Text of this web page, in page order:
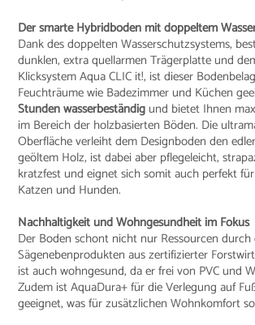
Der smarte Hybridboden mit doppeltem
Dank des doppelten Wasserschutzsystems,
dunklen, extra quellarmen Trägerplatte und
Klicksystem Aqua CLIC it!, ist dieser
Feuchträume wie Badezimmer und Küchen
Stunden wasserbeständig und bietet Ihnen
im Bereich der holzbasierten Böden. Die
Oberfläche verleiht dem Designboden den
geöltem Holz, ist dabei aber pflegeleicht,
kratzfest und eignet sich somit auch perfekt
Katzen und Hunden.
Nachhaltigkeit und Wohngesundheit im Fokus
Der Boden schont nicht nur Ressourcen
Sägenebenprodukten aus zertifizierter
ist auch wohngesund, da er frei von PVC und
Zudem ist AquaDura+ für die Verlegung auf
geeignet, was für zusätzlichen Wohnkomfort